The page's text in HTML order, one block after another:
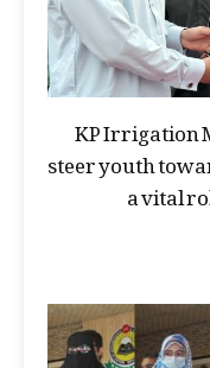
KP Irrigation
steer youth
a vital